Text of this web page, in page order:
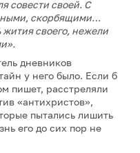
совести своей. С
скорбящими…
жития своего, нежели
дневников
у него было. Если б
пишет, расстреляли
«антихристов»,
пытались лишить
его до сих пор не